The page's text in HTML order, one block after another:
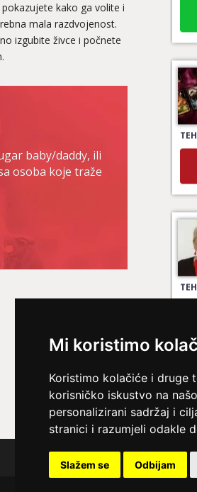
Mi koristimo
Koristimo kolačiće i druge
korisničko iskustvo na
personalizirani sadržaj i
stranici i razumjeli odakle
Slažem se Odbijam
kako ga volite i
mala razdvojenost.
izgubite živce i počnete
baby/daddy, ili
osoba koje traže